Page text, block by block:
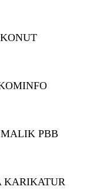
PBB
KARIKATUR